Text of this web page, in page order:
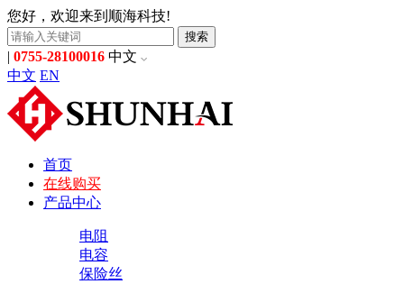
您好，欢迎来到顺海科技!
搜索
| 0755-28100016 中文
中文 EN
首页
在线购买
产品中心
电阻
电容
保险丝